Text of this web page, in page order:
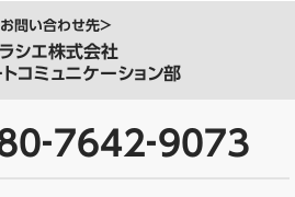
問い合わせ先＞
シエ株式会社
コミュニケーション部